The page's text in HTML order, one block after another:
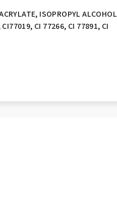
ISOPROPYL ALCOHOL
CI 77266, CI 77891, CI